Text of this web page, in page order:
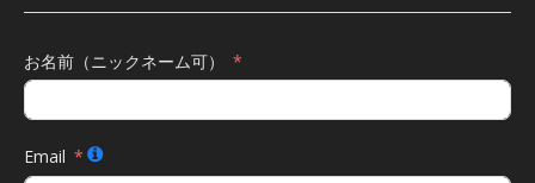
お名前（ニックネーム可）
Email